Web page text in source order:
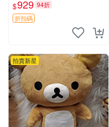
藏，中古狀態保養得宜。 松
熊 素熊 毛絨doll
$929 94折
折扣碼
拍賣新星